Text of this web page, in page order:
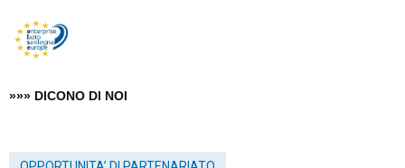
»»» DICONO DI NOI